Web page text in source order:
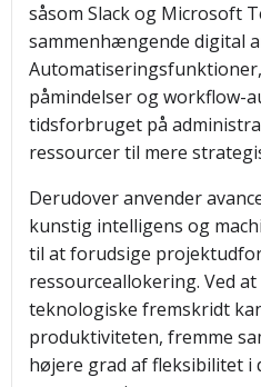
såsom Slack og Microsoft
sammenhængende digital
påmindelser og workflow-
tidsforbruget på
ressourcer til mere
Derudover anvender
kunstig intelligens og
til at forudsige
ressourceallokering. Ved
teknologiske fremskridt
produktiviteten, fremme
højere grad af fleksibilitet i